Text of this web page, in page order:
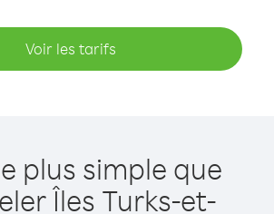
Voir les tarifs
plus simple que
Îles Turks-et-